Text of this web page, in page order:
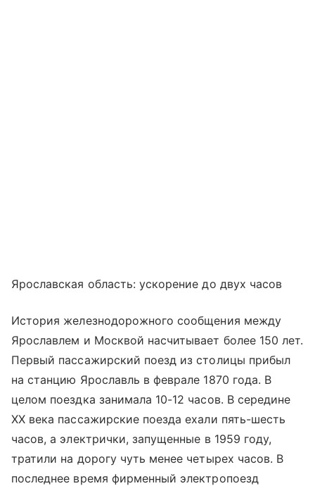
Ярославская область: ускорение до двух часов
История железнодорожного сообщения между
Ярославлем и Москвой насчитывает более 150 лет.
Первый пассажирский поезд из столицы прибыл
на станцию Ярославль в феврале 1870 года. В
целом поездка занимала 10-12 часов. В середине
XX века пассажирские поезда ехали пять-шесть
часов, а электрички, запущенные в 1959 году,
тратили на дорогу чуть менее четырех часов. В
последнее время фирменный электропоезд